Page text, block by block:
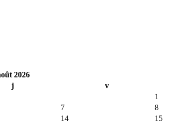
2026
j v
1
7 8
14 15